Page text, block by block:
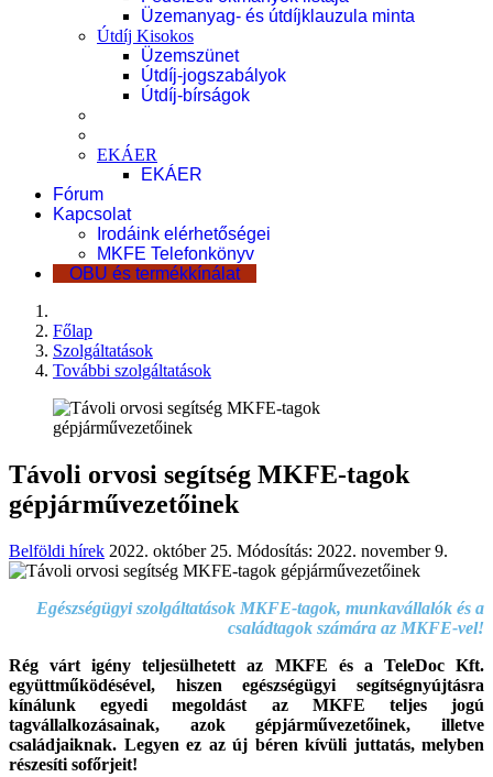
Üzemanyag- és útdíjklauzula minta
Útdíj Kisokos
Üzemszünet
Útdíj-jogszabályok
Útdíj-bírságok
EKÁER
EKÁER
Fórum
Kapcsolat
Irodáink elérhetőségei
MKFE Telefonkönyv
OBU és termékkínálat
Főlap
Szolgáltatások
További szolgáltatások
Távoli orvosi segítség MKFE-tagok
gépjárművezetőinek
Belföldi hírek 2022. október 25. Módosítás: 2022. november 9.
Egészségügyi szolgáltatások MKFE-tagok, munkavállalók és a
családtagok számára az MKFE-vel!
Rég várt igény teljesülhetett az MKFE és a TeleDoc Kft.
együttműködésével, hiszen egészségügyi segítségnyújtásra
kínálunk egyedi megoldást az MKFE teljes jogú
tagvállalkozásainak, azok gépjárművezetőinek, illetve
családjaiknak. Legyen ez az új béren kívüli juttatás, melyben
részesíti sofőrjeit!